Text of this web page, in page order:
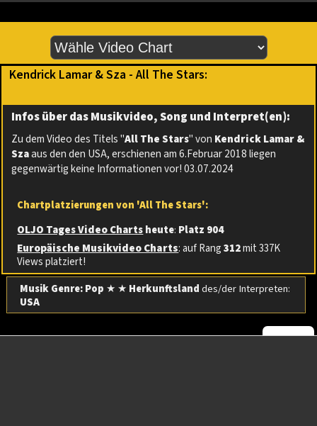
Kendrick Lamar & Sza - All The Stars:
Infos über das Musikvideo, Song und Interpret(en):
Zu dem Video des Titels "All The Stars" von Kendrick Lamar &
Szaaus den den USA, erschienen am 6.Februar 2018 liegen
gegenwärtig keine Informationen vor! 03.07.2024
Chartplatzierungen von 'All The Stars':
OLJO Tages Video Chartsheute: Platz 904
Europäische Musikvideo Charts: auf Rang312mit 337K
Views platziert!
Musik Genre: Pop ★ ★ Herkunftslanddes/der Interpreten:
USA